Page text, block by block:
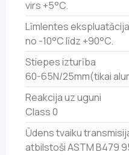
virs +5°C.
Līmlentes
no -10°C līdz +90°C.
Stiepes izturība
60-65N/25mm(tikai
Reakcija uz uguni
Class 0
Ūdens tvaiku
atbilstoši ASTM B479